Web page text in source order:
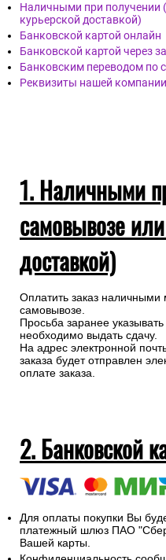
Наличными при получении
курьерской доставкой)
Банковской картой онлайн
Банковской картой через
Банковским переводом по
Реквизиты нашей компании
1. Наличными
самовывозе
доставкой)
Оплатить заказ наличными
самовывозе.
Просьба заранее
необходимо выдать сдачу.
На адрес электронной
заказа будет отправлен
оплате заказа.
2. Банковской
Для оплаты покупки Вы
платежный шлюз ПАО
Вашей карты.